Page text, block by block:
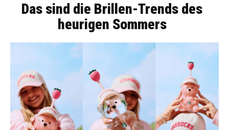
Das sind die Brillen-Trends des
heurigen Sommers